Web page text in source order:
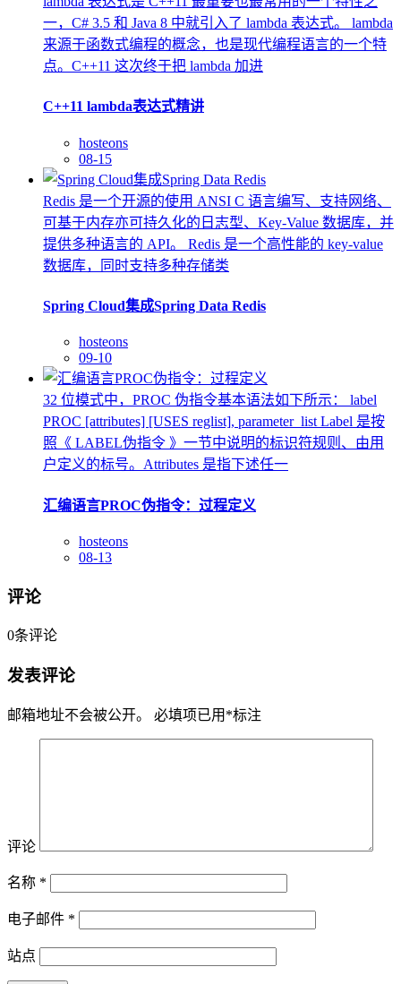
一，C# 3.5 和 Java 8 中就引入了 lambda 表达式。 lambda
来源于函数式编程的概念，也是现代编程语言的一个特
点。C++11 这次终于把 lambda 加进
C++11 lambda表达式精讲
hosteons
08-15
Redis 是一个开源的使用 ANSI C 语言编写、支持网络、
可基于内存亦可持久化的日志型、Key-Value 数据库，并
提供多种语言的 API。 Redis 是一个高性能的 key-value
数据库，同时支持多种存储类
Spring Cloud集成Spring Data Redis
hosteons
09-10
32 位模式中，PROC 伪指令基本语法如下所示： label
PROC [attributes] [USES reglist], parameter_list Label 是按
照《 LABEL伪指令 》一节中说明的标识符规则、由用
户定义的标号。Attributes 是指下述任一
汇编语言PROC伪指令：过程定义
hosteons
08-13
评论
0条评论
发表评论
邮箱地址不会被公开。 必填项已用 *标注
评论
名称 *
电子邮件 *
站点